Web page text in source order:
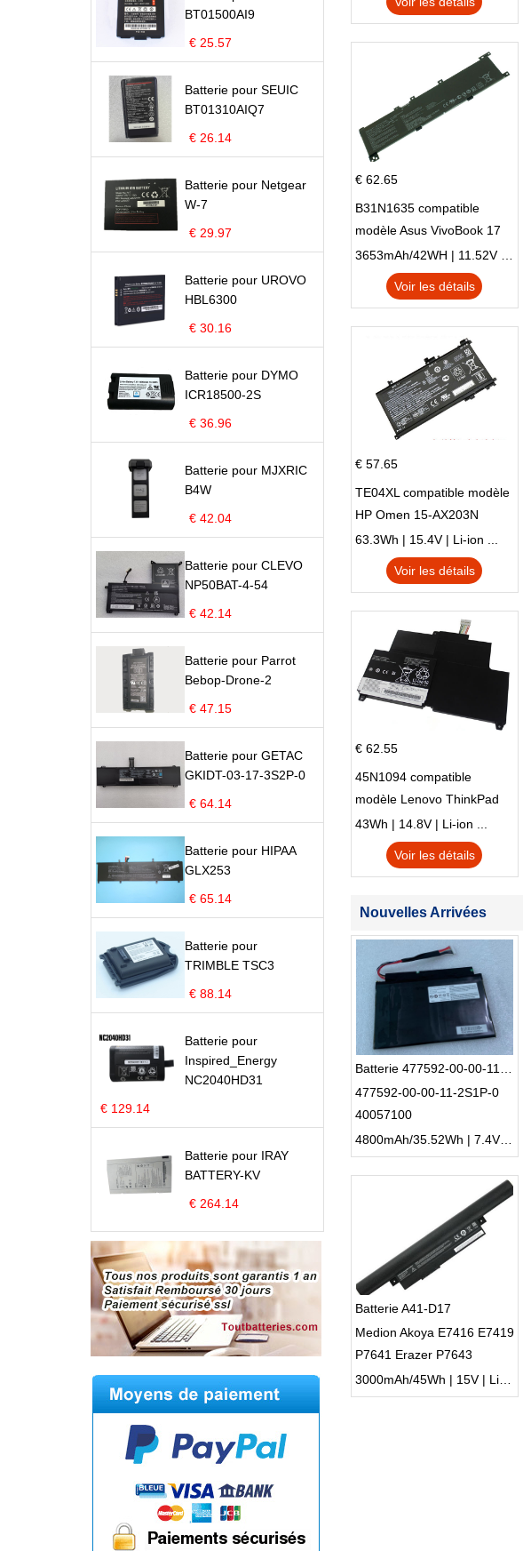
BT01500AI9
€ 25.57
Batterie pour SEUIC
BT01310AIQ7
€ 26.14
Batterie pour Netgear
W-7
€ 29.97
Batterie pour UROVO
HBL6300
€ 30.16
Batterie pour DYMO
ICR18500-2S
€ 36.96
Batterie pour MJXRIC
B4W
€ 42.04
Batterie pour CLEVO
NP50BAT-4-54
€ 42.14
Batterie pour Parrot
Bebop-Drone-2
€ 47.15
Batterie pour GETAC
GKIDT-03-17-3S2P-0
€ 64.14
Batterie pour HIPAA
GLX253
€ 65.14
Batterie pour
TRIMBLE TSC3
€ 88.14
Batterie pour
Inspired_Energy
NC2040HD31
€ 129.14
Batterie pour IRAY
BATTERY-KV
€ 264.14
€ 62.65
B31N1635 compatible
modèle Asus VivoBook 17
X705NC X705UA X705UV
X705UN X705UD
Voir les détails
€ 57.65
TE04XL compatible modèle
HP Omen 15-AX203N
Omen 15 Series Pavilion 15
Series
63.3Wh | 15.4V | Li-ion ...
Voir les détails
€ 62.55
45N1094 compatible
modèle Lenovo ThinkPad
Edge S230u Twist
43Wh | 14.8V | Li-ion ...
Voir les détails
Nouvelles Arrivées
477592-00-00-11-2S1P-0
40057100
4800mAh/35.52Wh | 7.4V | Li-ion ...
Batterie A41-D17
Medion Akoya E7416 E7419
P7641 Erazer P7643
3000mAh/45Wh | 15V | Li-ion ...